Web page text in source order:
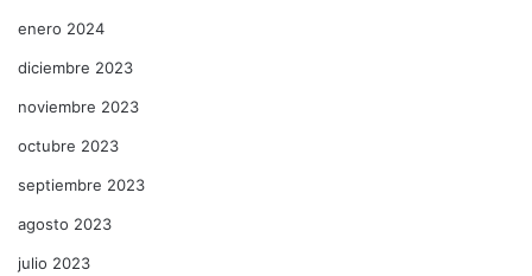
enero 2024
diciembre 2023
noviembre 2023
octubre 2023
septiembre 2023
agosto 2023
julio 2023